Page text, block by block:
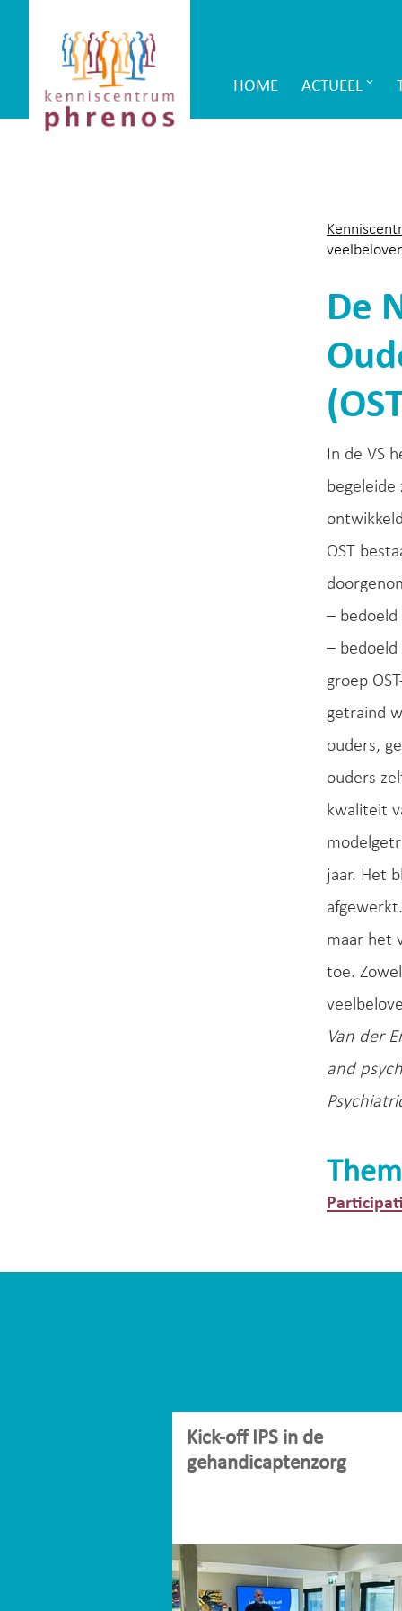
Phrenos
website
Main
HOME ACTUEEL
De
In de VS
begeleide
OST
–
–
groep
getraind
ouders,
ouders
kwaliteit
jaar. Het
maar het
toe.
Van der
and
Kick-off IPS in de
gehandicaptenzorg